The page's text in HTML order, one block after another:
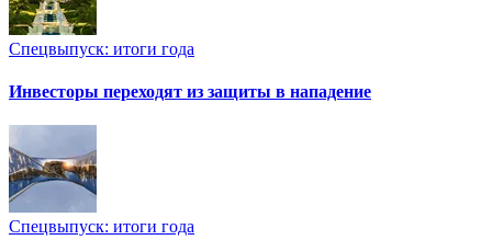
Спецвыпуск: итоги года
Инвесторы переходят из защиты в нападение
Спецвыпуск: итоги года